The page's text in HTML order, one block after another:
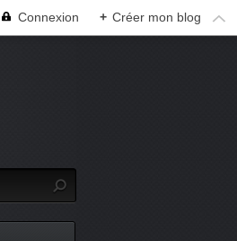
Connexion + Créer mon blog